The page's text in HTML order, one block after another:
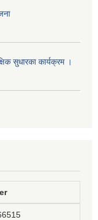
सुधारका कार्यक्रम ।